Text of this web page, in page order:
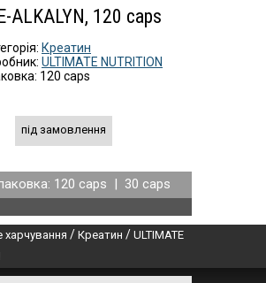
ALKALYN, 120 caps
Креатин
ULTIMATE NUTRITION
120 caps
під замовлення
120 caps | 30 caps
харчування / Креатин / ULTIMATE